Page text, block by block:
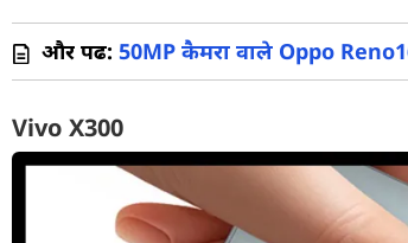
और पढें: 50MP कैमरा वाले Oppo
Vivo X300